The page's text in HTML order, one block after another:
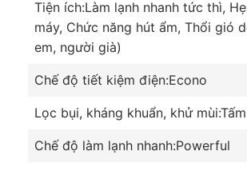
Tiện ích:Làm lạnh nhanh tức thì,
máy, Chức năng hút ẩm, Thổi gió
em, người già)
Chế độ tiết kiệm điện:Econo
Lọc bụi, kháng khuẩn, khử
Chế độ làm lạnh nhanh:Powerful